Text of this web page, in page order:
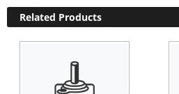
Related Products